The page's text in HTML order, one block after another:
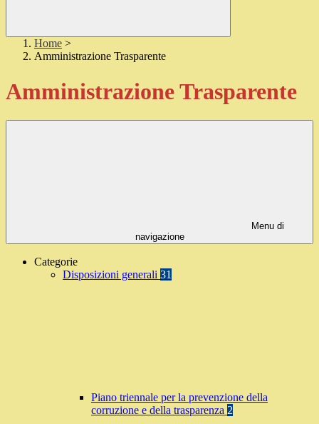
Home >
Amministrazione Trasparente
Amministrazione Trasparente
Menu di
navigazione
Categorie
Disposizioni generali 31
Piano triennale per la prevenzione della
corruzione e della trasparenza 2